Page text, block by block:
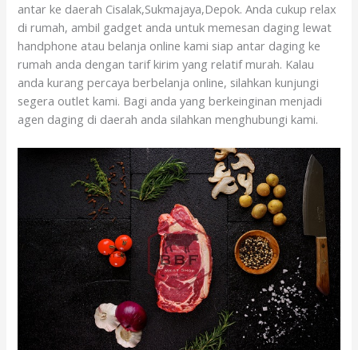
antar ke daerah Cisalak,Sukmajaya,Depok. Anda cukup relax
di rumah, ambil gadget anda untuk memesan daging lewat
handphone atau belanja online kami siap antar daging ke
rumah anda dengan tarif kirim yang relatif murah. Kalau
anda kurang percaya berbelanja online, silahkan kunjungi
segera outlet kami. Bagi anda yang berkeinginan menjadi
agen daging di daerah anda silahkan menghubungi kami.